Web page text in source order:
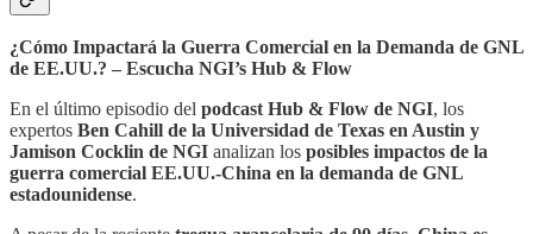
¿Cómo Impactará la Guerra Comercial en la Demanda de GNL
de EE.UU.? – Escucha NGI’s Hub & Flow
En el último episodio del podcast Hub & Flow de NGI, los
expertos Ben Cahill de la Universidad de Texas en Austin y
Jamison Cocklin de NGI analizan los posibles impactos de la
guerra comercial EE.UU.-China en la demanda de GNL
estadounidense.